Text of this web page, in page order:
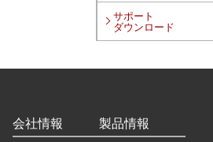
サポート
ダウンロード
会社情報 製品情報